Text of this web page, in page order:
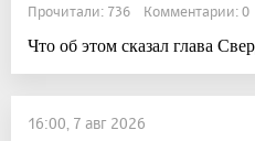
Прочитали: 736 Комментарии: 0
Что об этом сказал глава
16:00, 7 авг 2026